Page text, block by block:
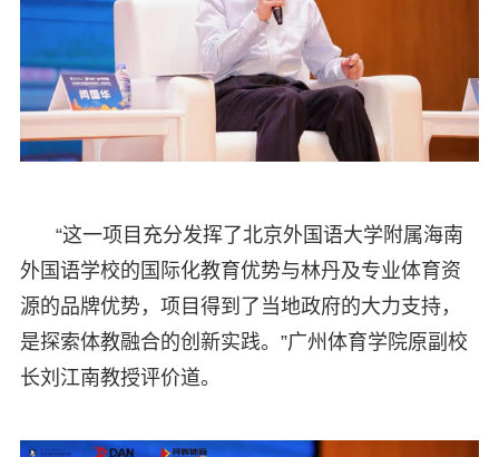
“这一项目充分发挥了北京外国语大学附属海南
外国语学校的国际化教育优势与林丹及专业体育资
源的品牌优势，项目得到了当地政府的大力支持，
是探索体教融合的创新实践。”广州体育学院原副校
长刘江南教授评价道。